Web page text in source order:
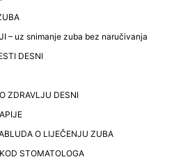
– uz snimanje zuba bez naručivanja
DESNI
ZDRAVLJU DESNI
O LIJEČENJU ZUBA
STOMATOLOGA